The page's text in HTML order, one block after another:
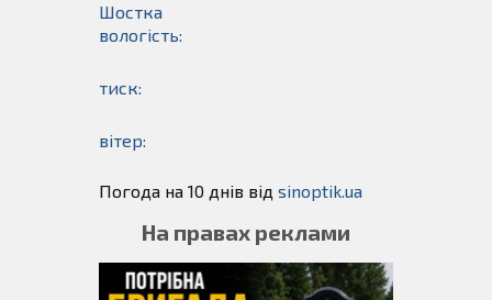
Шостка
вологість:
тиск:
вітер:
Погода на 10 днів від sinoptik.ua
На правах реклами